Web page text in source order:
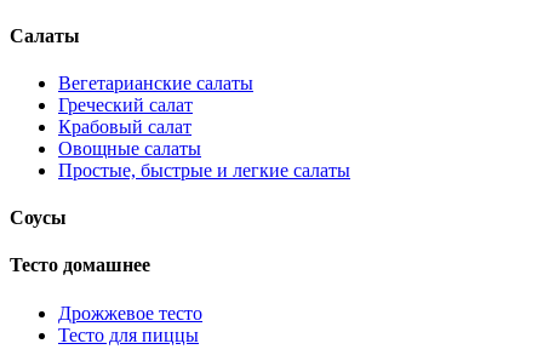
Салаты
Вегетарианские салаты
Греческий салат
Крабовый салат
Овощные салаты
Простые, быстрые и легкие салаты
Соусы
Тесто домашнее
Дрожжевое тесто
Тесто для пиццы